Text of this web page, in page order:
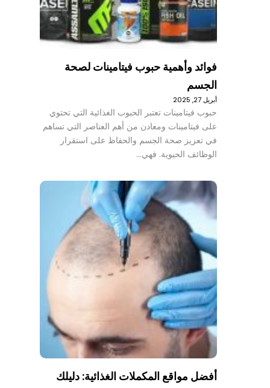
فوائد وأهمية حبوب فيتامينات لصحة
الجسم
أبريل 27, 2025
حبوب فيتامينات تعتبر الحبوب الغذائية التي تحتوي
على فيتامينات ومعادن من أهم العناصر التي تساهم
في تعزيز صحة الجسم والحفاظ على استقرار
الوظائف الحيوية. فهي…
أفضل مواقع المكملات الغذائية: دليلك